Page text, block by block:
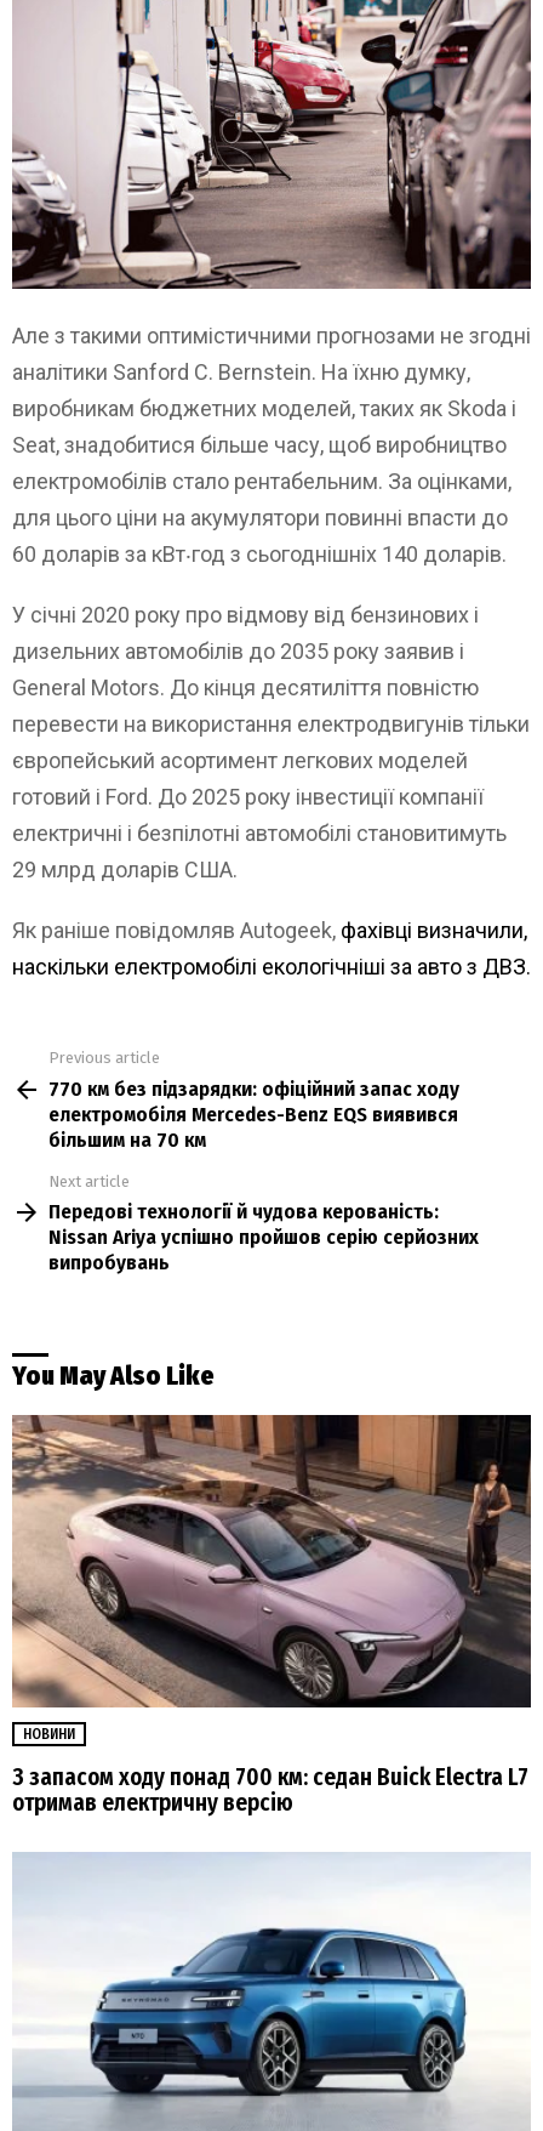
Але з такими оптимістичними прогнозами не згодні
аналітики Sanford C. Bernstein. На їхню думку,
виробникам бюджетних моделей, таких як Skoda і
Seat, знадобитися більше часу, щоб виробництво
електромобілів стало рентабельним. За оцінками,
для цього ціни на акумулятори повинні впасти до
60 доларів за кВт‧год з сьогоднішніх 140 доларів.
У січні 2020 року про відмову від бензинових і
дизельних автомобілів до 2035 року заявив і
General Motors. До кінця десятиліття повністю
перевести на використання електродвигунів тільки
європейський асортимент легкових моделей
готовий і Ford. До 2025 року інвестиції компанії
електричні і безпілотні автомобілі становитимуть
29 млрд доларів США.
Як раніше повідомляв Autogeek, фахівці визначили,
наскільки електромобілі екологічніші за авто з ДВЗ.
more
Previous article
770 км без підзарядки: офіційний запас ходу
електромобіля Mercedes-Benz EQS виявився
більшим на 70 км
Next article
Передові технології й чудова керованість:
Nissan Ariya успішно пройшов серію серйозних
випробувань
You May Also Like
НОВИНИ
З запасом ходу понад 700 км: седан Buick Electra L7
отримав електричну версію